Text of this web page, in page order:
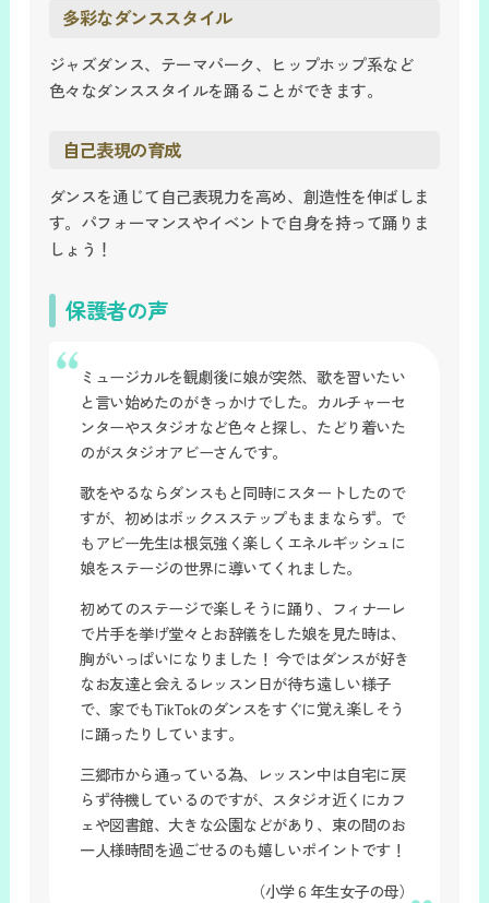
多彩なダンススタイル
ジャズダンス、テーマパーク、ヒップホップ系など
色々なダンススタイルを踊ることができます。
自己表現の育成
ダンスを通じて自己表現力を高め、創造性を伸ばしま
す。パフォーマンスやイベントで自身を持って踊りま
しょう！
保護者の声
ミュージカルを観劇後に娘が突然、歌を習いたい
と言い始めたのがきっかけでした。カルチャーセ
ンターやスタジオなど色々と探し、たどり着いた
のがスタジオアビーさんです。
歌をやるならダンスもと同時にスタートしたので
すが、初めはボックスステップもままならず。で
もアビー先生は根気強く楽しくエネルギッシュに
娘をステージの世界に導いてくれました。
初めてのステージで楽しそうに踊り、フィナーレ
で片手を挙げ堂々とお辞儀をした娘を見た時は、
胸がいっぱいになりました！ 今ではダンスが好き
なお友達と会えるレッスン日が待ち遠しい様子
で、家でもTikTokのダンスをすぐに覚え楽しそう
に踊ったりしています。
三郷市から通っている為、レッスン中は自宅に戻
らず待機しているのですが、スタジオ近くにカフ
ェや図書館、大きな公園などがあり、束の間のお
一人様時間を過ごせるのも嬉しいポイントです！
（小学６年生女子の母）